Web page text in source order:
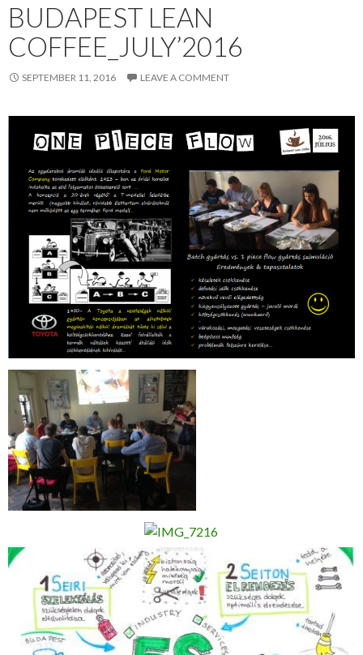
BUDAPEST LEAN
COFFEE_JULY’2016
SEPTEMBER 11, 2016 LEAVE A COMMENT